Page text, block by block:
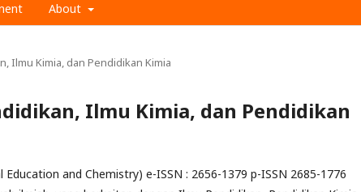
About
Ilmu Kimia, dan Pendidikan Kimia
Ilmu Kimia, dan Pendidikan
Education and Chemistry) e-ISSN : 2656-1379 p-ISSN 2685-1776